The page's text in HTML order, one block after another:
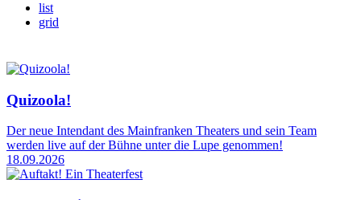
list
grid
Quizoola!
Der neue Intendant des Mainfranken Theaters und sein Team
werden live auf der Bühne unter die Lupe genommen!
18.09.2026